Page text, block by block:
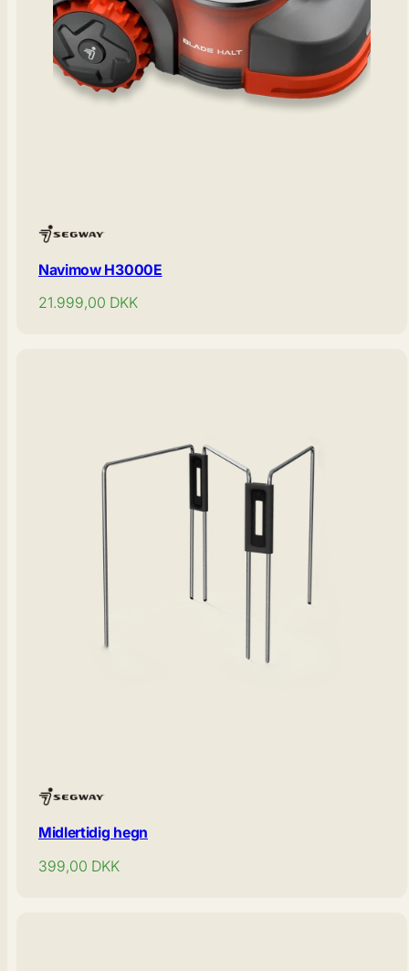
Navimow H3000E
Normal
21.999,00 DKK
Midlertidig hegn
Normal
399,00 DKK